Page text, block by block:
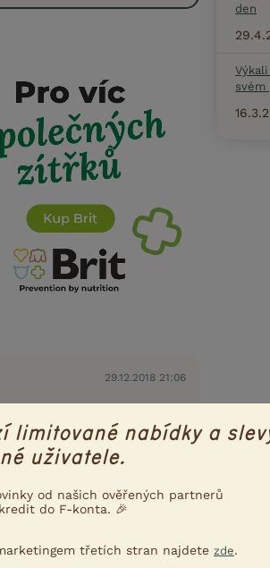
29.12.2018 21:06
pastevní sezoně, kdy
rodeo,
Nahlásit
den
svém
limitované nabídky a
uživatele.
od našich ověřených partnerů
do F-konta. 🎉
třetích stran najdete zde.